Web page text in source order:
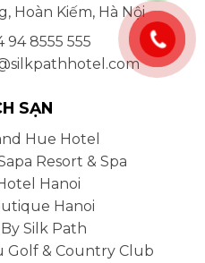
Hoàn Kiếm, Hà Nội
94 8555 555
SẠN
Hue Hotel
Resort & Spa
Hanoi
Hanoi
Silk Path
Golf & Country Club